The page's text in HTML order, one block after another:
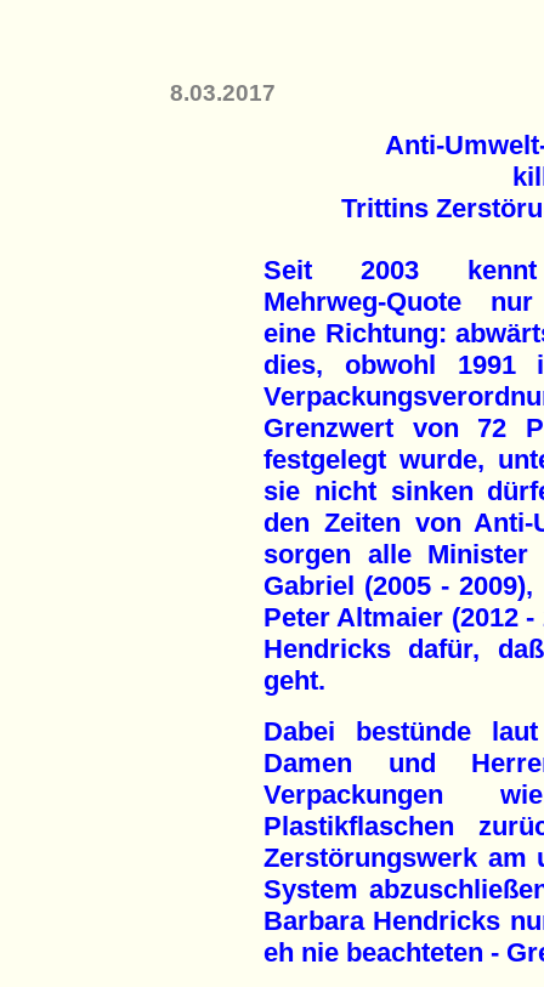
8.03.2017
Anti-
Trittins
Seit 2003
Mehrweg-Quote
eine Richtung:
dies, obwohl 1991
Grenz­wert von 72
festgelegt wurde,
sie nicht sinken
den Zeiten von Anti-
sorgen alle Minister
Gabriel (2005 -
Peter Altmaier (2012
Hendricks dafür,
geht.
Dabei bestünde
Damen und
Verpackungen
Plastikflaschen
Zerstörungswerk am
System
Barbara Hendricks
eh nie beachteten -